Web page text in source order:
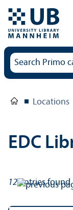
Locations
EDC
12entries found